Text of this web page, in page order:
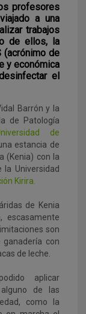
profesores
a una
trabajos
de ellos, la
(acrónimo de
y económica
el
Barrón y la
de Patología
de
estancia de
(Kenia) con la
Universidad
Kirira.
de Kenia
escasamente
son
con
de leche.
aplicar
de las
como la